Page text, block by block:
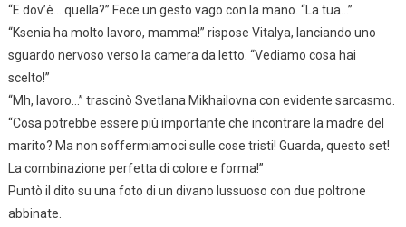
“E dov’è… quella?” Fece un gesto vago con la mano. “La tua…”
“Ksenia ha molto lavoro, mamma!” rispose Vitalya, lanciando uno
sguardo nervoso verso la camera da letto. “Vediamo cosa hai
scelto!”
“Mh, lavoro…” trascinò Svetlana Mikhailovna con evidente sarcasmo.
“Cosa potrebbe essere più importante che incontrare la madre del
marito? Ma non soffermiamoci sulle cose tristi! Guarda, questo set!
La combinazione perfetta di colore e forma!”
Puntò il dito su una foto di un divano lussuoso con due poltrone
abbinate.